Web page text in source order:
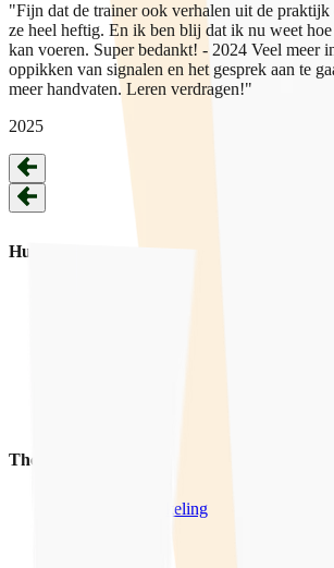
"Fijn dat de trainer ook verhalen uit de praktijk
ze heel heftig. En ik ben blij dat ik nu weet
kan voeren. Super bedankt! - 2024 Veel meer
oppikken van signalen en het gesprek aan te
meer handvaten. Leren verdragen!"
2025
Hulp
Thema's
Seksuele ontwikkeling